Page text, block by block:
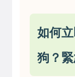
如何
狗？